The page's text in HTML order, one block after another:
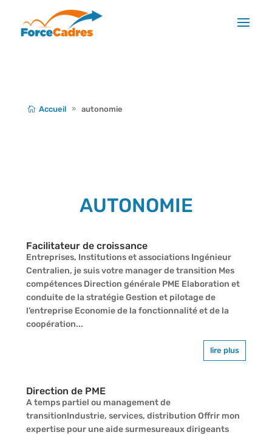
Accueil autonomie
AUTONOMIE
Facilitateur de croissance
Entreprises, Institutions et associations Ingénieur
Centralien, je suis votre manager de transition Mes
compétences Direction générale PME Elaboration et
conduite de la stratégie Gestion et pilotage de
l’entreprise Economie de la fonctionnalité et de la
coopération...
lire plus
Direction de PME
A temps partiel ou management de
transitionIndustrie, services, distribution Offrir mon
expertise pour une aide surmesureaux dirigeants